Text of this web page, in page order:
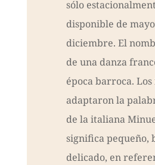
sólo
disponible de
diciembre. El
de una danza
época barroca.
adaptaron la
de la italiana
significa pequeño,
delicado, en